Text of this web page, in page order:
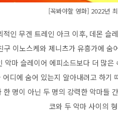
[꼭봐야할 영화] 2022년
적인 무겐 트레인 아크 이후, 데몬 슬
구 이노스케와 제니츠가 유흥가에
악마 슬레이어 에피소드보다 더 많
어디에 숨어 있는지 알아내려고 하기
한 명이 아닌 두 명의 강력한 악마들
코와 두 악마 사이의